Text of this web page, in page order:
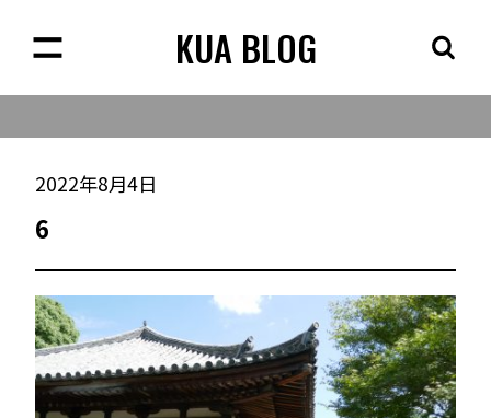
KUA BLOG
2022年8月4日
6